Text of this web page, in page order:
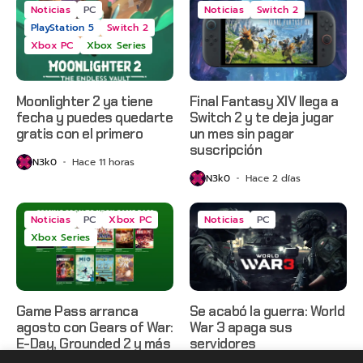
Noticias
PC
PlayStation 5
Switch 2
Xbox PC
Xbox Series
Moonlighter 2 ya tiene
fecha y puedes quedarte
gratis con el primero
N3k0 Hace 11 horas
Noticias Switch 2
Final Fantasy XIV llega a
Switch 2 y te deja jugar
un mes sin pagar
suscripción
N3k0 Hace 2 días
Noticias PC
Xbox PC
Xbox Series
Game Pass arranca
agosto con Gears of War:
E-Day, Grounded 2 y más
Noticias PC
Se acabó la guerra: World
War 3 apaga sus
servidores